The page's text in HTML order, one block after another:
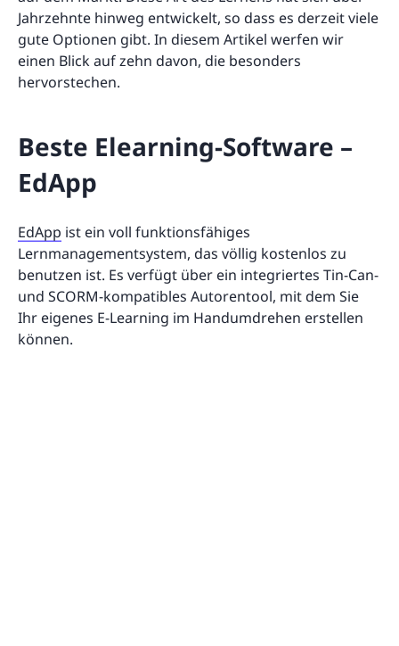
Jahrzehnte hinweg entwickelt, so dass es derzeit viele
gute Optionen gibt. In diesem Artikel werfen wir
einen Blick auf zehn davon, die besonders
hervorstechen.
Beste Elearning-Software –
EdApp
EdApp ist ein voll funktionsfähiges
Lernmanagementsystem, das völlig kostenlos zu
benutzen ist. Es verfügt über ein integriertes Tin-Can-
und SCORM-kompatibles Autorentool, mit dem Sie
Ihr eigenes E-Learning im Handumdrehen erstellen
können.